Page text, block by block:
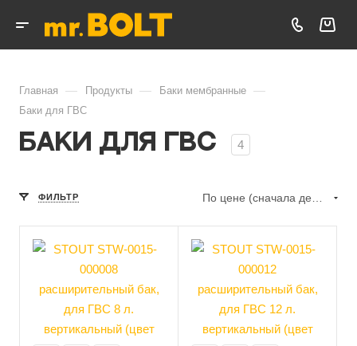
Главная — Продукты — Баки мембранные —
Баки для ГВС
Баки для ГВС 4
ФИЛЬТР